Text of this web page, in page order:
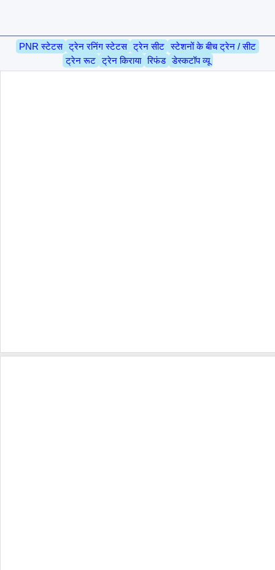
PNR स्टेटस ट्रेन रनिंग स्टेटस ट्रेन सीट स्टेशनों के बीच ट्रेन / सीट
ट्रेन रूट ट्रेन किराया रिफंड डेस्कटॉप व्यू